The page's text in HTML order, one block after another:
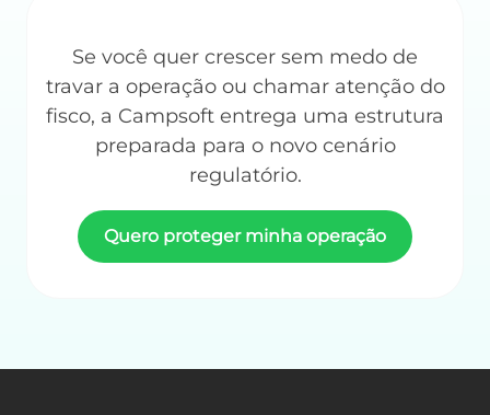
Se você quer crescer sem medo de
travar a operação ou chamar atenção do
fisco, a Campsoft entrega uma estrutura
preparada para o novo cenário
regulatório.
Quero proteger minha operação